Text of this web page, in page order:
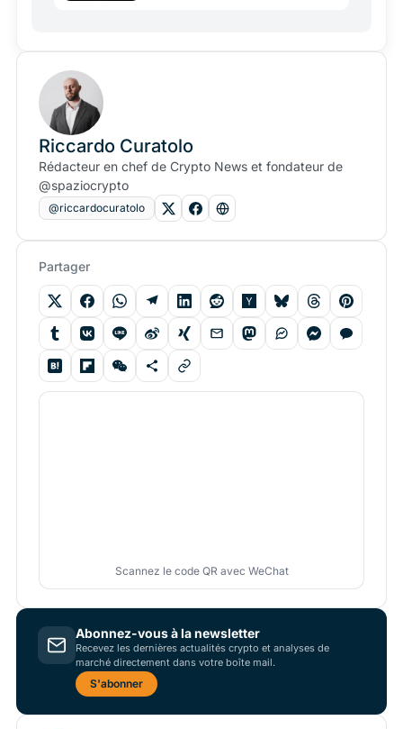
Riccardo Curatolo
Rédacteur en chef de Crypto News et fondateur de
@spaziocrypto
@riccardocuratolo
Partager
Scannez le code QR avec WeChat
Abonnez-vous à la newsletter
Recevez les dernières actualités crypto et analyses de
marché directement dans votre boîte mail.
S'abonner